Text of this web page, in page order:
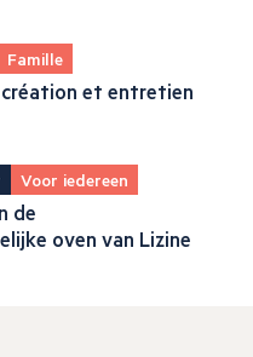
Famille
et entretien
Voor iedereen
de
oven van Lizine